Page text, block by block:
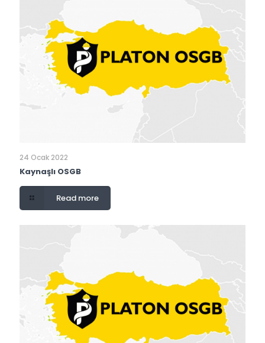
24 Ocak 2022
Kaynaşlı OSGB
Read more